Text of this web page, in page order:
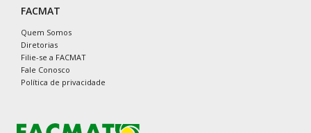
FACMAT
Quem Somos
Diretorias
Filie-se a FACMAT
Fale Conosco
Política de privacidade